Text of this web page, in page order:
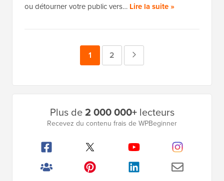
ou détourner votre public vers… Lire la suite »
Page
1 Page
2
Plus de2 000 000+lecteurs
Recevez du contenu frais de WPBeginner